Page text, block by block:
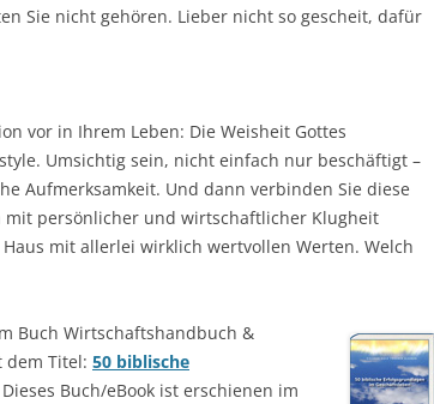
Sie nicht gehören. Lieber nicht so gescheit, dafür
vor in Ihrem Leben: Die Weisheit Gottes
Umsichtig sein, nicht einfach nur beschäftigt –
Aufmerksamkeit. Und dann verbinden Sie diese
mit persönlicher und wirtschaftlicher Klugheit
mit allerlei wirklich wertvollen Werten. Welch
Buch Wirtschaftshandbuch &
dem Titel: 50 biblische
Dieses Buch/eBook ist erschienen im